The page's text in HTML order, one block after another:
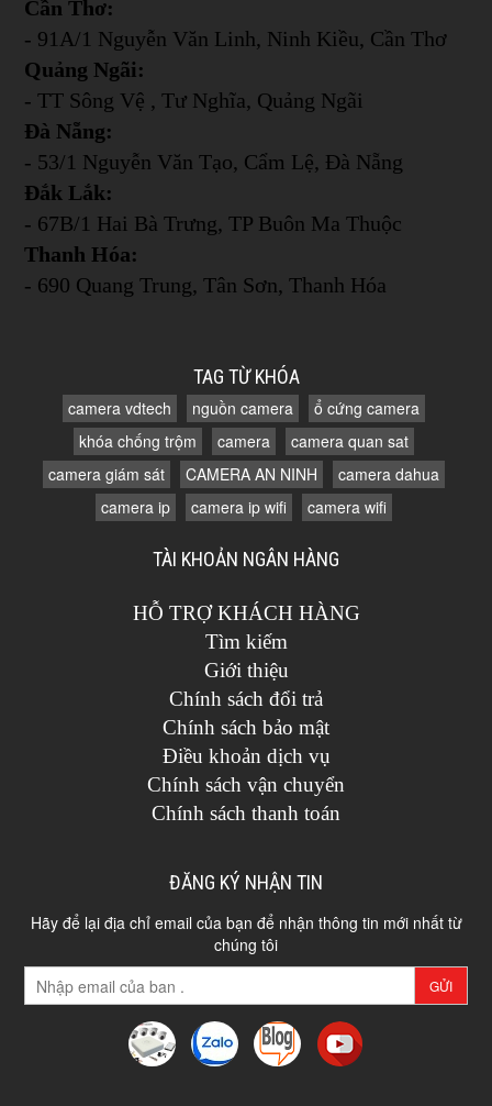
Cần Thơ:
- 91A/1 Nguyễn Văn Linh, Ninh Kiều, Cần Thơ
Quảng Ngãi:
- TT Sông Vệ , Tư Nghĩa, Quảng Ngãi
Đà Nẵng:
- 53/1 Nguyễn Văn Tạo, Cẩm Lệ, Đà Nẵng
Đắk Lắk:
- 67B/1 Hai Bà Trưng, TP Buôn Ma Thuộc
Thanh Hóa:
- 690 Quang Trung, Tân Sơn, Thanh Hóa
TAG TỪ KHÓA
camera vdtech nguồn camera
ổ cứng camera
khóa chống trộm
camera
camera quan sat
camera giám sát
CAMERA AN NINH
camera dahua
camera ip
camera ip wifi camera wifi
TÀI KHOẢN NGÂN HÀNG
HỖ TRỢ KHÁCH HÀNG
Tìm kiếm
Giới thiệu
Chính sách đổi trả
Chính sách bảo mật
Điều khoản dịch vụ
Chính sách vận chuyển
Chính sách thanh toán
ĐĂNG KÝ NHẬN TIN
Hãy để lại địa chỉ email của bạn để nhận thông tin mới nhất từ
chúng tôi
GỬI